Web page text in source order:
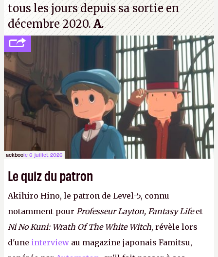
tous les jours depuis sa sortie en
décembre 2020.A.
ackboole 6 juillet 2026
Le quiz du patron
Akihiro Hino, le patron de Level-5, connu
notamment pour Professeur Layton, Fantasy Lifeet
Ni No Kuni: Wrath Of The White Witch, révèle lors
d'une interview au magazine japonais Famitsu,